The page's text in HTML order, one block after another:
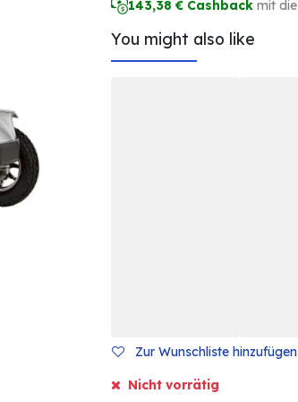
143,38 € Cashback mit
You might also like
Zur Wunschliste hinzufügen
Nicht vorrätig